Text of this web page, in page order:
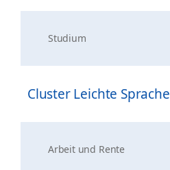
Studium
Cluster Leichte Sprache
Arbeit und Rente